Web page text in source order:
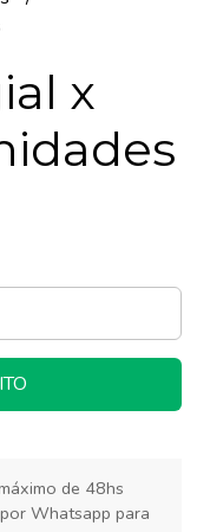
x
de 48hs
Whatsapp para